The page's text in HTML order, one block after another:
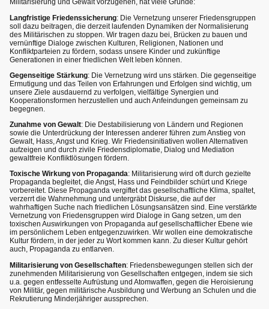
Militarisierung und Gewalt vorzugehen, hat viele Gründe:
Langfristige Friedenssicherung: Die Vernetzung unserer Friedensgruppen
soll dazu beitragen, die derzeit laufenden Dynamiken der Normalisierung
des Militärischen zu stoppen. Wir tragen dazu bei, Brücken zu bauen und
vernünftige Dialoge zwischen Kulturen, Religionen, Nationen und
Konfliktparteien zu fördern, sodass unsere Kinder und zukünftige
Generationen in einer friedlichen Welt leben können.
Gegenseitige Stärkung: Die Vernetzung wird uns stärken. Die gegenseitige
Ermutigung und das Teilen von Erfahrungen und Erfolgen sind wichtig, um
unsere Ziele ausdauernd zu verfolgen, vielfältige Synergien und
Kooperationsformen herzustellen und auch Anfeindungen gemeinsam zu
begegnen.
Zunahme von Gewalt: Die Destabilisierung von Ländern und Regionen
sowie die Unterdrückung der Interessen anderer führen zum Anstieg von
Gewalt, Hass, Angst und Krieg. Wir Friedensinitiativen wollen Alternativen
aufzeigen und durch zivile Friedensdiplomatie, Dialog und Mediation
gewaltfreie Konfliktlösungen fördern.
Toxische Wirkung von Propaganda: Militarisierung wird oft durch gezielte
Propaganda begleitet, die Angst, Hass und Feindbilder schürt und Kriege
vorbereitet. Diese Propaganda vergiftet das gesellschaftliche Klima, spaltet,
verzerrt die Wahrnehmung und untergräbt Diskurse, die auf der
wahrhaftigen Suche nach friedlichen Lösungsansätzen sind. Eine verstärkte
Vernetzung von Friedensgruppen wird Dialoge in Gang setzen, um den
toxischen Auswirkungen von Propaganda auf gesellschaftlicher Ebene wie
im persönlichem Leben entgegenzuwirken. Wir wollen eine demokratische
Kultur fördern, in der jeder zu Wort kommen kann. Zu dieser Kultur gehört
auch, Propaganda zu entlarven.
Militarisierung von Gesellschaften: Friedensbewegungen stellen sich der
zunehmenden Militarisierung von Gesellschaften entgegen, indem sie sich
u.a. gegen entfesselte Aufrüstung und Atomwaffen, gegen die Heroisierung
von Militär, gegen militärische Ausbildung und Werbung an Schulen und die
Rekrutierung Minderjähriger aussprechen.